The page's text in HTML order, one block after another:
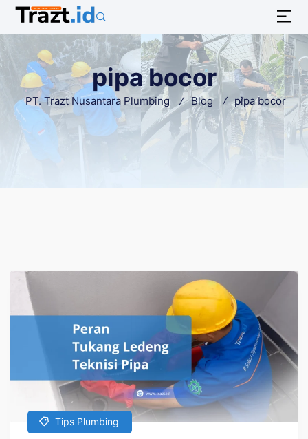
pipa bocor
PT. Trazt Nusantara Plumbing Blog pipa bocor
Tips Plumbing